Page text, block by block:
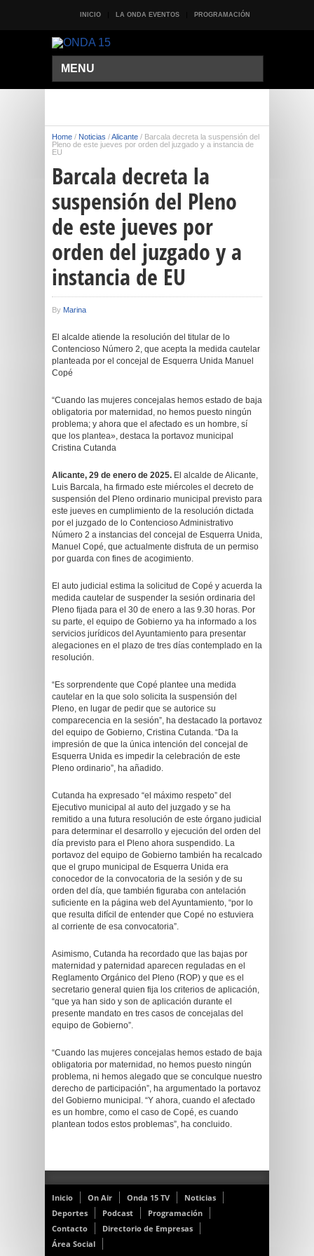
INICIO LA ONDA EVENTOS PROGRAMACIÓN
MENU
Home / Noticias /Alicante / Barcala decreta la suspensión del
Pleno de este jueves por orden del juzgado y a instancia de
EU
Barcala decreta la
suspensión del Pleno
de este jueves por
orden del juzgado y a
instancia de EU
By Marina
El alcalde atiende la resolución del titular de lo
Contencioso Número 2, que acepta la medida cautelar
planteada por el concejal de Esquerra Unida Manuel
Copé
“Cuando las mujeres concejalas hemos estado de baja
obligatoria por maternidad, no hemos puesto ningún
problema; y ahora que el afectado es un hombre, sí
que los plantea», destaca la portavoz municipal
Cristina Cutanda
Alicante, 29 de enero de 2025. El alcalde de Alicante,
Luis Barcala, ha firmado este miércoles el decreto de
suspensión del Pleno ordinario municipal previsto para
este jueves en cumplimiento de la resolución dictada
por el juzgado de lo Contencioso Administrativo
Número 2 a instancias del concejal de Esquerra Unida,
Manuel Copé, que actualmente disfruta de un permiso
por guarda con fines de acogimiento.
El auto judicial estima la solicitud de Copé y acuerda la
medida cautelar de suspender la sesión ordinaria del
Pleno fijada para el 30 de enero a las 9.30 horas. Por
su parte, el equipo de Gobierno ya ha informado a los
servicios jurídicos del Ayuntamiento para presentar
alegaciones en el plazo de tres días contemplado en la
resolución.
“Es sorprendente que Copé plantee una medida
cautelar en la que solo solicita la suspensión del
Pleno, en lugar de pedir que se autorice su
comparecencia en la sesión”, ha destacado la portavoz
del equipo de Gobierno, Cristina Cutanda. “Da la
impresión de que la única intención del concejal de
Esquerra Unida es impedir la celebración de este
Pleno ordinario”, ha añadido.
Cutanda ha expresado “el máximo respeto” del
Ejecutivo municipal al auto del juzgado y se ha
remitido a una futura resolución de este órgano judicial
para determinar el desarrollo y ejecución del orden del
día previsto para el Pleno ahora suspendido. La
portavoz del equipo de Gobierno también ha recalcado
que el grupo municipal de Esquerra Unida era
conocedor de la convocatoria de la sesión y de su
orden del día, que también figuraba con antelación
suficiente en la página web del Ayuntamiento, “por lo
que resulta difícil de entender que Copé no estuviera
al corriente de esa convocatoria”.
Asimismo, Cutanda ha recordado que las bajas por
maternidad y paternidad aparecen reguladas en el
Reglamento Orgánico del Pleno (ROP) y que es el
secretario general quien fija los criterios de aplicación,
“que ya han sido y son de aplicación durante el
presente mandato en tres casos de concejalas del
equipo de Gobierno”.
“Cuando las mujeres concejalas hemos estado de baja
obligatoria por maternidad, no hemos puesto ningún
problema, ni hemos alegado que se conculque nuestro
derecho de participación”, ha argumentado la portavoz
del Gobierno municipal. “Y ahora, cuando el afectado
es un hombre, como el caso de Copé, es cuando
plantean todos estos problemas”, ha concluido.
Inicio On Air Onda 15 TV
Noticias
Deportes
Podcast
Programación
Contacto
Directorio de Empresas
Área Social